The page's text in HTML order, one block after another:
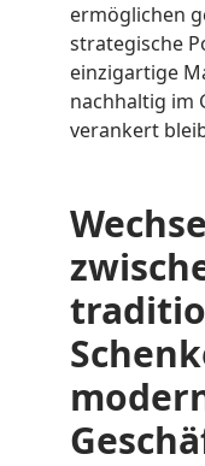
ermöglichen
strategische
einzigartige
nachhaltig im
verankert